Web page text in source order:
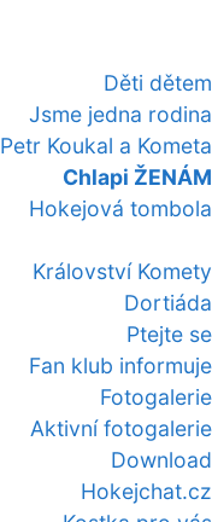
Děti dětem
Jsme jedna rodina
Petr Koukal a Kometa
Chlapi ŽENÁM
Hokejová tombola
Království Komety
Dortiáda
Ptejte se
Fan klub informuje
Fotogalerie
Aktivní fotogalerie
Download
Hokejchat.cz